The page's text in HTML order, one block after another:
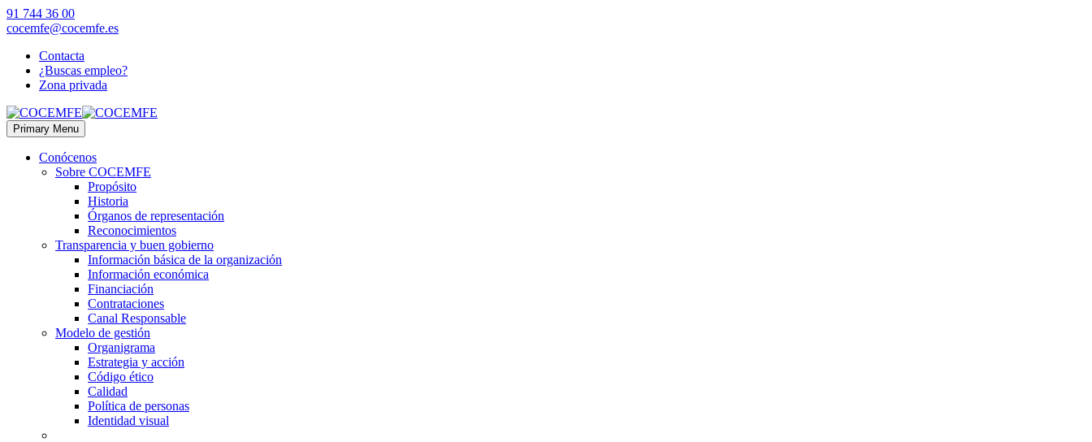
91 744 36 00
cocemfe@cocemfe.es
Contacta
¿Buscas empleo?
Zona privada
Primary Menu
Conócenos
Sobre COCEMFE
Propósito
Historia
Órganos de representación
Reconocimientos
Transparencia y buen gobierno
Información básica de la organización
Información económica
Financiación
Contrataciones
Canal Responsable
Modelo de gestión
Organigrama
Estrategia y acción
Código ético
Calidad
Política de personas
Identidad visual